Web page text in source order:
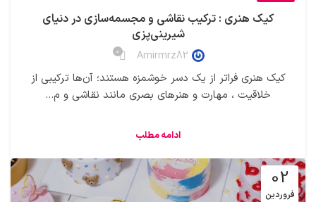
کیک‌ هنری : ترکیب نقاشی و مجسمه‌سازی در دنیای
شیرینی‌پزی
Amirmrz82
0
کیک‌ هنری فراتر از یک دسر خوشمزه هستند؛ آن‌ها ترکیبی از
خلاقیت ، مهارت و هنرهای بصری مانند نقاشی و م...
ادامه مطلب
02
فروردین